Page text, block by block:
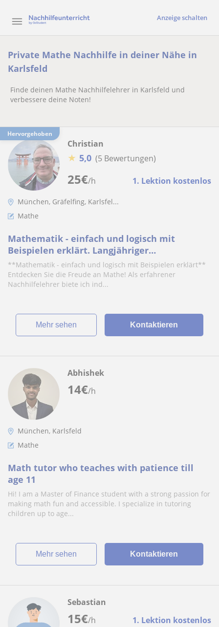
Anzeige schalten
Private Mathe Nachhilfe in deiner Nähe in
Karlsfeld
Finde deinen Mathe Nachhilfelehrer in Karlsfeld und
verbessere deine Noten!
Hervorgehoben
25€/h 1. Lektion kostenlos
Christian
★ 5,0 (5 Bewertungen)
München, Gräfelfing, Karlsfel...
Mathe
Mathematik - einfach und logisch mit
Beispielen erklärt. Langjähriger
Nachhilfelehrer unterrichtet alle
Schulformen ab 5. Klasse
**Mathematik - einfach und logisch mit Beispielen erklärt**
Entdecken Sie die Freude an Mathe! Als erfahrener
Nachhilfelehrer biete ich ind...
Mehr sehen Kontaktieren
14€/h
Abhishek
München, Karlsfeld
Mathe
Math tutor who teaches with patience till
age 11
Hi! I am a Master of Finance student with a strong passion for
making math fun and accessible. I specialize in tutoring
children up to age...
Mehr sehen Kontaktieren
15€/h 1. Lektion kostenlos
Sebastian